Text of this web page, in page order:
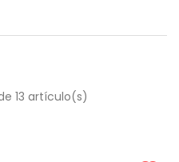
13 artículo(s)